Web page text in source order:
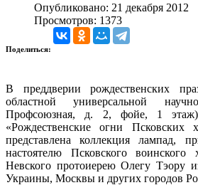
Опубликовано: 21 декабря 2012
Просмотров: 1373
Поделиться:
В преддверии рождественских
областной универсальной
Профсоюзная, д. 2, фойе, 1 этаж)
«Рождественские огни Псковских
представлена коллекция лампад,
настоятелю Псковского воинского
Невского протоиерею Олегу Тэору
Украины, Москвы и других городов